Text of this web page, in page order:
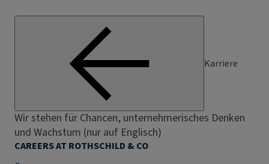
Karriere
Wir stehen für Chancen, unternehmerisches Denken
und Wachstum (nur auf Englisch)
CAREERS AT ROTHSCHILD & CO